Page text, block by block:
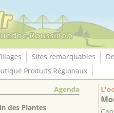
Sites remarquables
Produits Régionaux
Agenda
des Plantes